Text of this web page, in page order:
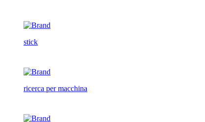
stick
ricerca per macchina